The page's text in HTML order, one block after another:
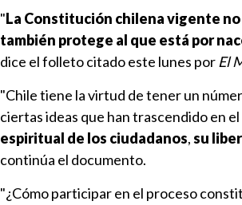
"La Constitución chilena vigente
también protege al que está por
dice el folleto citado este lunes por El
"Chile tiene la virtud de tener un
ciertas ideas que han trascendido en
espiritual de los ciudadanos,su
continúa el documento.
"¿Cómo participar en el proceso